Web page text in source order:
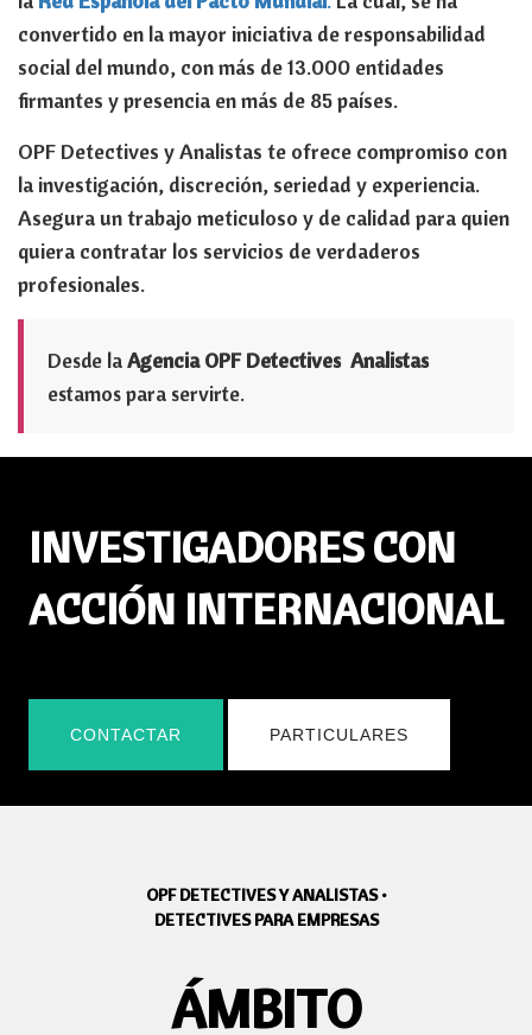
convertido en la mayor iniciativa de responsabilidad
social del mundo, con más de 13.000 entidades
firmantes y presencia en más de 85 países.
OPF Detectives y Analistas te ofrece compromiso con
la investigación, discreción, seriedad y experiencia.
Asegura un trabajo meticuloso y de calidad para quien
quiera contratar los servicios de verdaderos
profesionales.
Desde laAgencia OPF Detectives Analistas
estamos para servirte.
INVESTIGADORES CON
ACCIÓN INTERNACIONAL
CONTACTAR PARTICULARES
OPF DETECTIVES Y ANALISTAS •
DETECTIVES PARA EMPRESAS
ÁMBITO